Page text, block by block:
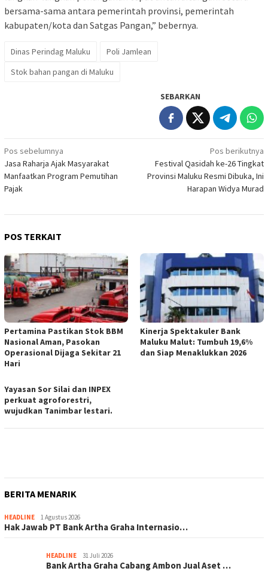
bersama-sama antara pemerintah provinsi, pemerintah
kabupaten/kota dan Satgas Pangan,” bebernya.
Dinas Perindag Maluku
Poli Jamlean
Stok bahan pangan di Maluku
SEBARKAN
Navigasi
pos
Pos sebelumnya
Jasa Raharja Ajak Masyarakat
Manfaatkan Program Pemutihan
Pajak
Pos berikutnya
Festival Qasidah ke-26 Tingkat
Provinsi Maluku Resmi Dibuka, Ini
Harapan Widya Murad
POS TERKAIT
Pertamina Pastikan Stok BBM
Nasional Aman, Pasokan
Operasional Dijaga Sekitar 21
Hari
Kinerja Spektakuler Bank
Maluku Malut: Tumbuh 19,6%
dan Siap Menaklukkan 2026
Yayasan Sor Silai dan INPEX
perkuat agroforestri,
wujudkan Tanimbar lestari.
BERITA MENARIK
HEADLINE 1 Agustus 2026
Hak Jawab PT Bank Artha Graha Internasio…
HEADLINE 31 Juli 2026
Bank Artha Graha Cabang Ambon Jual Aset …